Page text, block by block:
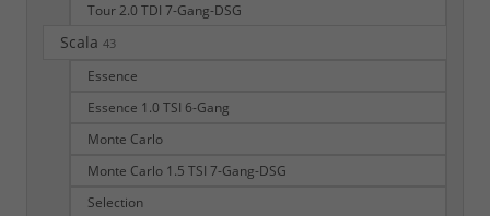
Tour 2.0 TDI 7-Gang-DSG
Scala 43
Essence
Essence 1.0 TSI 6-Gang
Monte Carlo
Monte Carlo 1.5 TSI 7-Gang-DSG
Selection